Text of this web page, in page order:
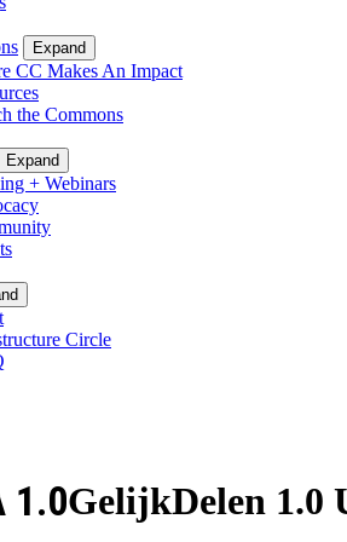
Expand
CC Makes An Impact
the Commons
Expand
+ Webinars
Circle
GelijkDelen 1.0
1.0